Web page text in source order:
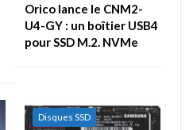
Orico lance le CNM2-
U4-GY : un boîtier USB4
pour SSD M.2. NVMe
Disques SSD